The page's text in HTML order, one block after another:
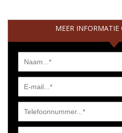
MEER INFORMATIE